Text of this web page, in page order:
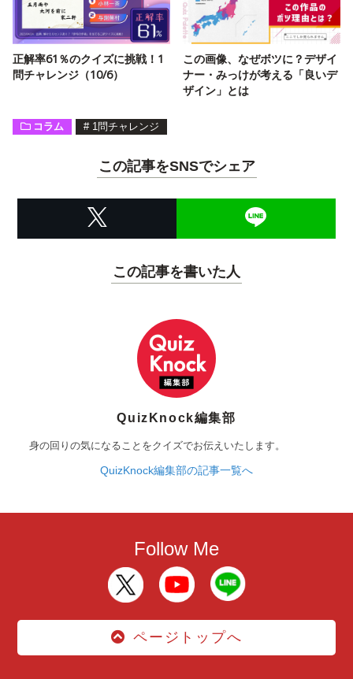
正解率61％のクイズに挑戦！1
問チャレンジ（10/6）
この画像、なぜボツに？デザイ
ナー・みっけが考える「良いデ
ザイン」とは
コラム # 1問チャレンジ
この記事をSNSでシェア
この記事を書いた人
QuizKnock編集部
身の回りの気になることをクイズでお伝えいたします。
QuizKnock編集部の記事一覧へ
Follow Me
ページトップへ